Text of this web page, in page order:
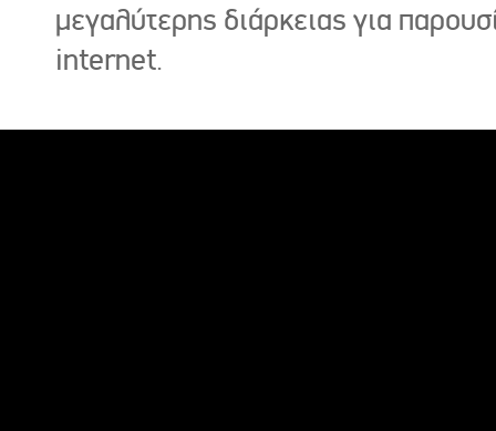
μεγαλύτερης διάρκειας για
internet.